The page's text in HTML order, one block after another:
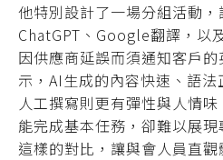
他特別設計了一場分組活動
ChatGPT、Google翻譯，以
因供應商延誤而須通知客戶
示，AI生成的內容快速、語法
人工撰寫則更有彈性與人情
能完成基本任務，卻難以展
這樣的對比，讓與會人員直